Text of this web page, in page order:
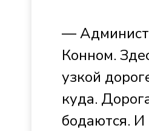
—
Конном.
узкой
куда.
бодаются.